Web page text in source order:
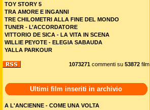
TOY STORY 5
TRA AMORE E INGANNI
TRE CHILOMETRI ALLA FINE DEL MONDO
TUNER - L’ACCORDATORE
VITTORIO DE SICA - LA VITA IN SCENA
WILLIE PEYOTE - ELEGIA SABAUDA
YALLA PARKOUR
1073271 commenti su 53872 film
Ultimi film inseriti in archivio
A L'ANCIENNE - COME UNA VOLTA